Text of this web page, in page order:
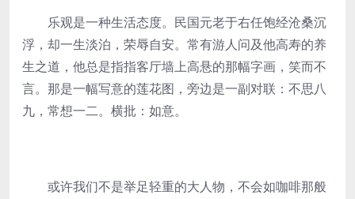
乐观是一种生活态度。民国元老于右任饱经沧桑沉
浮，却一生淡泊，荣辱自安。常有游人问及他高寿的养
生之道，他总是指指客厅墙上高悬的那幅字画，笑而不
言。那是一幅写意的莲花图，旁边是一副对联：不思八
九，常想一二。横批：如意。
或许我们不是举足轻重的大人物，不会如咖啡那般